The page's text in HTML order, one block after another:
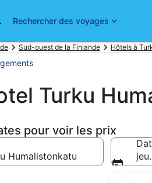
Rechercher des voyages
Sud-ouest de la Finlande Hôtels à
Turku
pour voir les prix